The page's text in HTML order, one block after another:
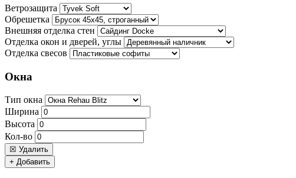
Ветрозащита
Обрешетка
Внешняя отделка стен
Отделка окон и дверей, углы
Отделка свесов
Окна
Тип окна
Ширина
Высота
Кол-во
☒ Удалить
+ Добавить